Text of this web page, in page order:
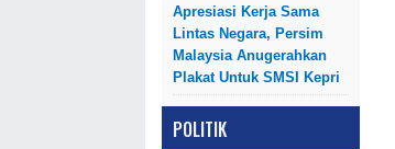
Apresiasi Kerja Sama
Lintas Negara, Persim
Malaysia Anugerahkan
Plakat Untuk SMSI Kepri
POLITIK